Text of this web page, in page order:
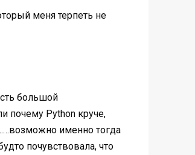
меня терпеть не
большой
почему Python круче,
именно тогда
почувствовала, что